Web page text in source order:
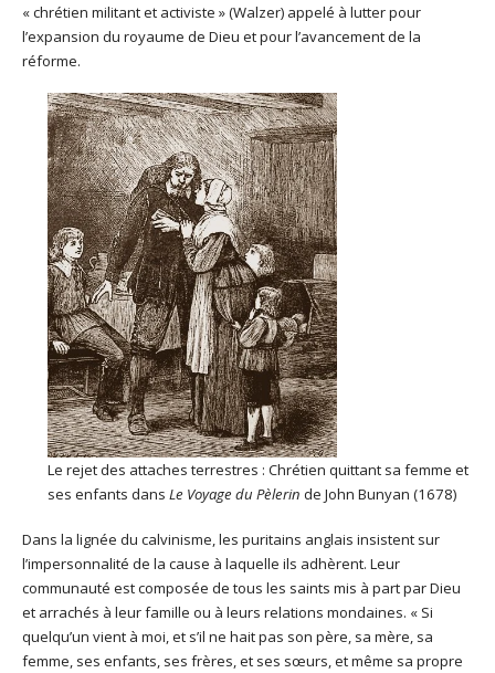
« chrétien militant et activiste » (Walzer) appelé à lutter pour
l’expansion du royaume de Dieu et pour l’avancement de la
réforme.
Le rejet des attaches terrestres : Chrétien quittant sa femme et
ses enfants dansLe Voyage du Pèlerin de John Bunyan (1678)
Dans la lignée du calvinisme, les puritains anglais insistent sur
l’impersonnalité de la cause à laquelle ils adhèrent. Leur
communauté est composée de tous les saints mis à part par Dieu
et arrachés à leur famille ou à leurs relations mondaines. « Si
quelqu’un vient à moi, et s’il ne hait pas son père, sa mère, sa
femme, ses enfants, ses frères, et ses sœurs, et même sa propre